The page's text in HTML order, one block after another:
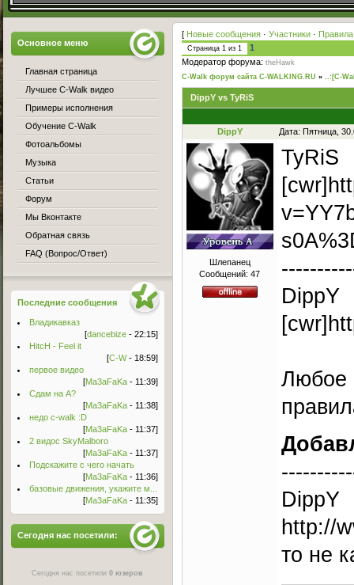
[ Новые сообщения · Участники ·
Страница 1 из 1
1
Модератор форума: theHawk
C-Walk форум сайта C-WALKING.RU » ..:[C-
DippY vs TyRiS
DippY Дата: Пятница,
Шлепанец
Сообщений:47
TyRiS
DippY
Любое
DippY
http://
то не
Основное меню
Главная страница
Лучшее C-Walk видео
Примеры исполнения
Обучение C-Walk
Фотоальбомы
Музыка
Статьи
Форум
Мы Вконтакте
Обратная связь
FAQ (Вопрос/Ответ)
Последние сообщения
Владикавказ
[dancebize - 22:15]
HitcH - Feel it
[C-W- 18:59]
первое видео
[Ma3aFaKa - 11:39]
Сдам на А?
[Ma3aFaKa - 11:38]
недо c-walk :D
[Ma3aFaKa - 11:37]
2 видос SkyMalboro
[Ma3aFaKa - 11:37]
Подскажите с чего начать
[Ma3aFaKa - 11:36]
базовые движения, укажите м...
[Ma3aFaKa - 11:35]
Сегодня нас посетили:
Сегодня нас посетили0 юзеров